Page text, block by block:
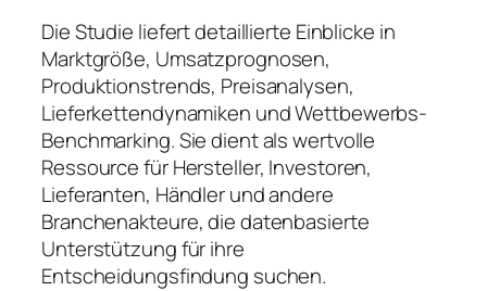
Die Studie liefert detaillierte Einblicke in
Marktgröße, Umsatzprognosen,
Produktionstrends, Preisanalysen,
Lieferkettendynamiken und Wettbewerbs-
Benchmarking. Sie dient als wertvolle
Ressource für Hersteller, Investoren,
Lieferanten, Händler und andere
Branchenakteure, die datenbasierte
Unterstützung für ihre
Entscheidungsfindung suchen.